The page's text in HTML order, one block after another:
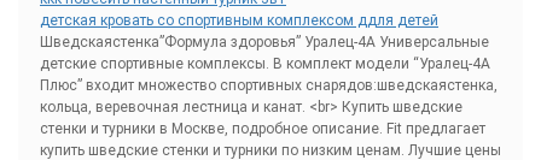
детская кровать со спортивным комплексом ддля детей
Шведскаястенка”Формула здоровья” Уралец-4А Универсальные
детские спортивные комплексы. В комплект модели “Уралец-4А
Плюс” входит множество спортивных снарядов:шведскаястенка,
кольца, веревочная лестница и канат. <br> Купить шведские
стенки и турники в Москве, подробное описание. Fit предлагает
купить шведские стенки и турники по низким ценам. Лучшие цены